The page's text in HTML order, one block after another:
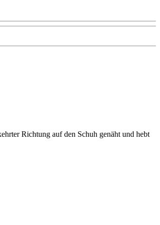
Richtung auf den Schuh genäht und hebt